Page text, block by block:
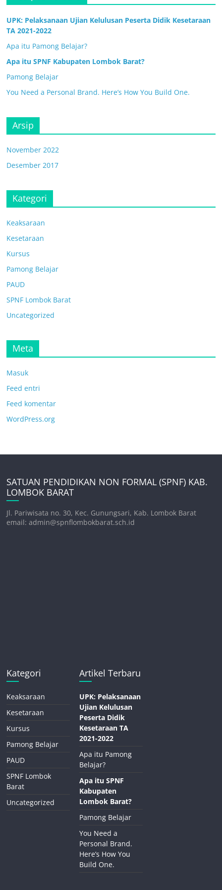
UPK: Pelaksanaan Ujian Kelulusan Peserta Didik Kesetaraan
TA 2021-2022
Apa itu Pamong Belajar?
Apa itu SPNF Kabupaten Lombok Barat?
Pamong Belajar
You Need a Personal Brand. Here’s How You Build One.
Arsip
November 2022
Desember 2017
Kategori
Keaksaraan
Kesetaraan
Kursus
Pamong Belajar
PAUD
SPNF Lombok Barat
Uncategorized
Meta
Masuk
Feed entri
Feed komentar
WordPress.org
SATUAN PENDIDIKAN NON FORMAL (SPNF) KAB.
LOMBOK BARAT
Jl. Pariwisata no. 30, Kec. Gunungsari, Kab. Lombok Barat
email: admin@spnflombokbarat.sch.id
Kategori
Keaksaraan
Kesetaraan
Kursus
Pamong Belajar
PAUD
SPNF Lombok
Barat
Uncategorized
Artikel Terbaru
UPK: Pelaksanaan
Ujian Kelulusan
Peserta Didik
Kesetaraan TA
2021-2022
Apa itu Pamong
Belajar?
Apa itu SPNF
Kabupaten
Lombok Barat?
Pamong Belajar
You Need a
Personal Brand.
Here’s How You
Build One.